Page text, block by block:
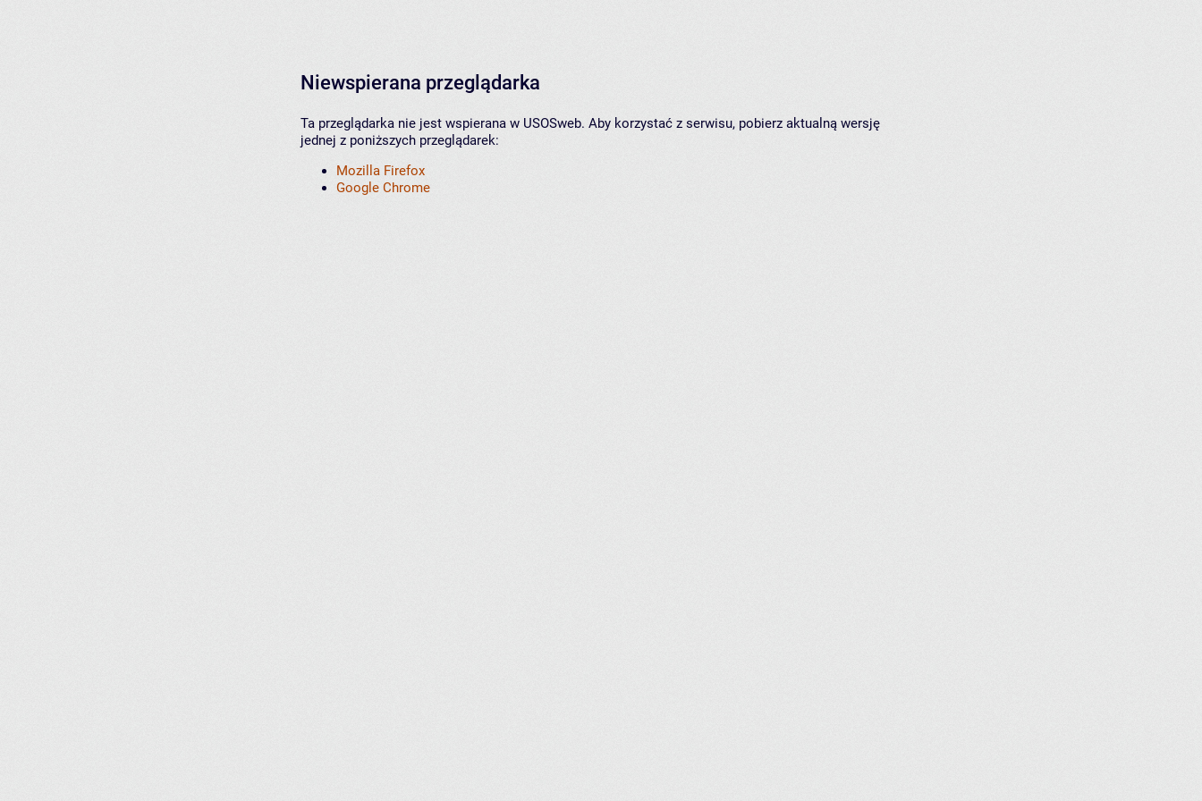
Niewspierana przeglądarka
Ta przeglądarka nie jest wspierana w USOSweb. Aby korzystać z serwisu, pobierz aktualną wersję
jednej z poniższych przeglądarek:
Mozilla Firefox
Google Chrome